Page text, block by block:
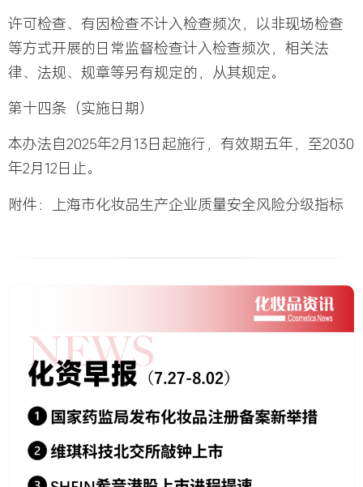
许可检查、有因检查不计入检查频次，以非现场检查
等方式开展的日常监督检查计入检查频次，相关法
律、法规、规章等另有规定的，从其规定。
第十四条（实施日期）
本办法自2025年2月13日起施行，有效期五年，至2030
年2月12日止。
附件：上海市化妆品生产企业质量安全风险分级指标